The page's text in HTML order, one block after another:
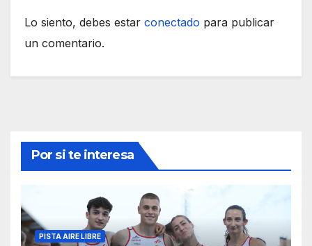
Lo siento, debes estar conectado para publicar
un comentario.
Por si te interesa
PISTA AIRE LIBRE